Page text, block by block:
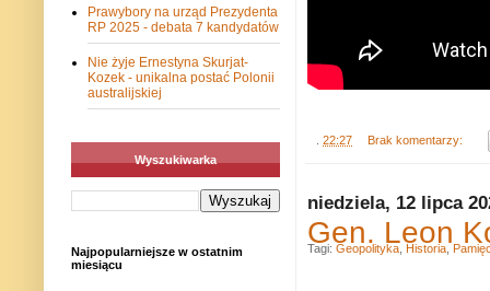
22:27 Brak komentarzy:
niedziela, 12 lipca
Gen. Leon
Tagi: Geopolityka Historia
Prawybory na urząd Prezydenta
RP 2025 - debata 7 kandydatów
Nie żyje Ernestyna Skurjat-
Kozek - unikalna postać Polonii
australijskiej
Wyszukiwarka
Najpopularniejsze w ostatnim
miesiącu